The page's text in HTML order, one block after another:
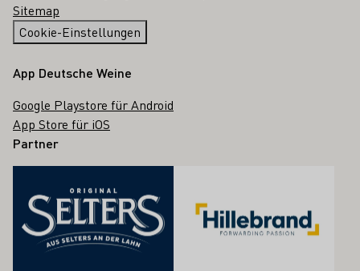
Sitemap
Cookie-Einstellungen
App Deutsche Weine
Google Playstore für Android
App Store für iOS
Partner